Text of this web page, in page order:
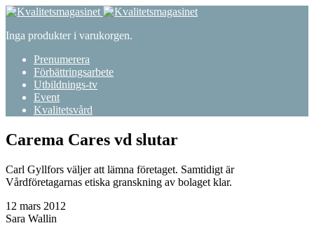
Inga produkter i varukorgen.
Prenumerera
Förbättringsarbete
Utbildnings-tv
Event
Kvalitetsvård
Carema Cares vd slutar
Carl Gyllfors väljer att lämna företaget. Samtidigt är
Vårdföretagarnas etiska granskning av bolaget klar.
12 mars 2012
Sara Wallin